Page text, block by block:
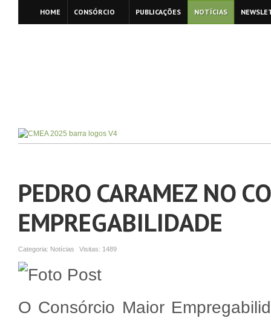
HOME CONSÓRCIO PUBLICAÇÕES NOTÍCIAS
PEDRO CARAMEZ NO
EMPREGABILIDADE
Categoria: Notícias Visitas: 1489
O Consórcio Maior